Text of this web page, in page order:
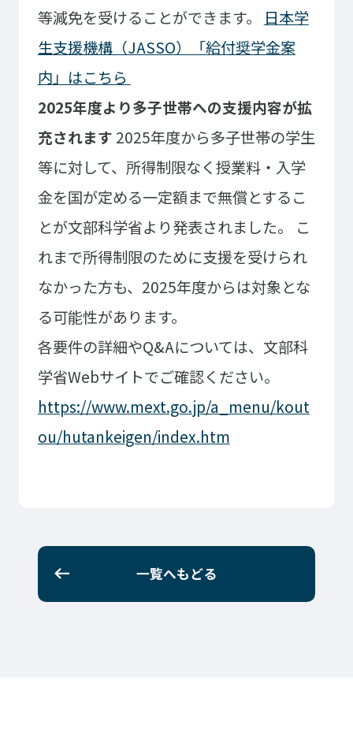
建学の精神・学院長挨拶
沿革（学院の歴史）
アクセス
学科一覧
WEBエントリー・WEB出願 情報公開・シラバス
東京工学院専門学校
音響芸術科
映像メディア学科
ミュージック科
声優・演劇科
ゲームクリエーター科
アニメ・マンガ科
CGクリエーター科
スポーツビジネス科
こども科
インテリアデザイン科
情報システム科
電気電子学科
航空学科
ビジネス情報科
大学併修学科/教育専攻科/
研究科
ブライダル科
鉄道交通科
大学併修学科/研究科
キャリア支援
等減免を受けることができます。
日本学
生支援機構（JASSO）「給付奨学金案
内」はこちら
2025年度より多子世帯への支援内容が拡
充されます 2025年度から多子世帯の学生
等に対して、所得制限なく授業料・入学
金を国が定める一定額まで無償とするこ
とが文部科学省より発表されました。
こ
れまで所得制限のために支援を受けられ
なかった方も、2025年度からは対象とな
る可能性があります。
各要件の詳細やQ&Aについては、文部科
学省Webサイトでご確認ください。
https://www.mext.go.jp/a_menu/kout
ou/hutankeigen/index.htm
一覧へもどる